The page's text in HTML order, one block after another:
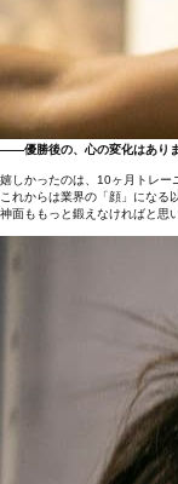
――優勝後の、心の変化はあり
嬉しかったのは、10ヶ月トレー
これからは業界の「顔」になる
神面ももっと鍛えなければと思